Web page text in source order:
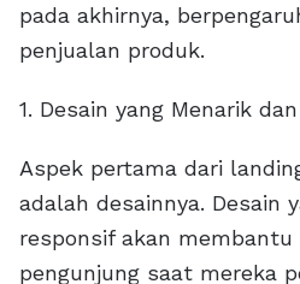
pada akhirnya,
penjualan produk.
1. Desain yang Menarik
Aspek pertama dari
adalah desainnya. Desain
responsif akan
pengunjung saat mereka